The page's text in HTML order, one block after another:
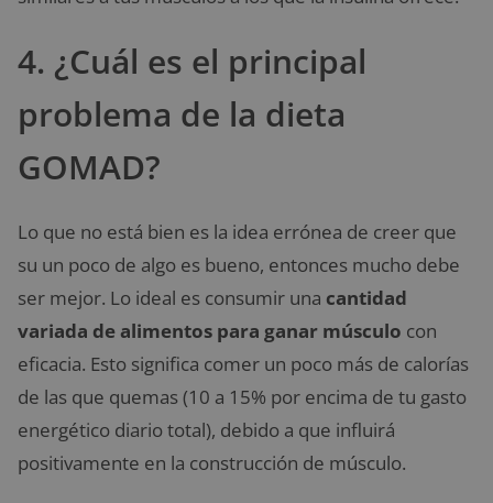
4. ¿Cuál es el principal
problema de la dieta
GOMAD?
Lo que no está bien es la idea errónea de creer que
su un poco de algo es bueno, entonces mucho debe
ser mejor. Lo ideal es consumir una cantidad
variada de alimentos para ganar músculo con
eficacia. Esto significa comer un poco más de calorías
de las que quemas (10 a 15% por encima de tu gasto
energético diario total), debido a que influirá
positivamente en la construcción de músculo.